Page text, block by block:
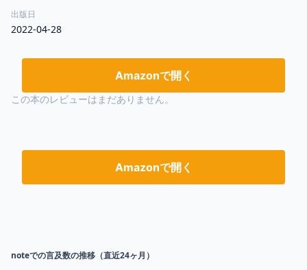
出版日
2022-04-28
Amazonで開く
この本のレビューはまだありません。
Amazonで開く
noteでの言及数の推移（直近24ヶ月）